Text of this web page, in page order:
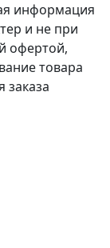
информация
и не при
офертой,
товара
заказа